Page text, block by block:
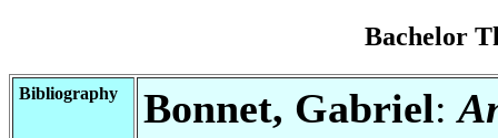
Bachelor
Bibliography Bonnet, Gabriel: